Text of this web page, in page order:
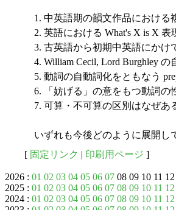
1. 中英語期の韻文作品における
2. 英語における What's X is X
3. 古英語から初期中英語にかけ
4. William Cecil, Lord Burghley
5. 動詞の自動詞化をともなう
6. 「妨げる」の意をもつ動詞の
7. 可算・不可算の区別はなぜあ
いずれも今後どのように展開し
[ 固定リンク | 印刷用ページ ]
2026 : 01 02 03 04 05 06 07 08 09 10 11 12
2025 : 01 02 03 04 05 06 07 08 09 10 11 12
2024 : 01 02 03 04 05 06 07 08 09 10 11 12